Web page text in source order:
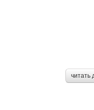
читать